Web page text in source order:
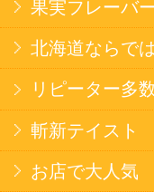
バタークッキー
米菓
雑貨
国産不織布マスク
北海道アイスクリーム